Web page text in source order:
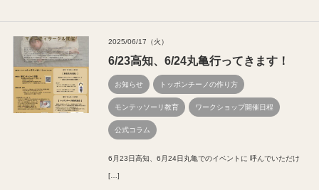
2025/06/17（火）
6/23高知、6/24丸亀行ってきます！
お知らせ トッポンチーノの作り方
モンテッソーリ教育 ワークショップ開催日程
公式コラム
6月23日高知、6月24日丸亀でのイベントに 呼んでいただけ
[…]